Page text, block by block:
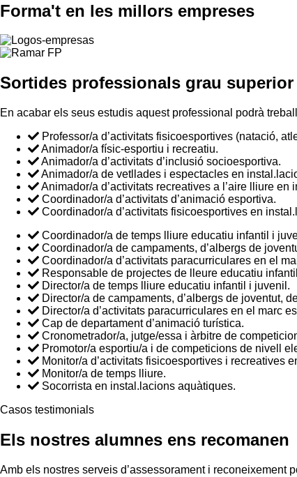
Forma't en les millors empreses
Sortides professionals grau superior
En acabar els seus estudis aquest professional podrà
Professor/a d’activitats fisicoesportives (natació,
Animador/a físic-esportiu i recreatiu.
Animador/a d’activitats d’inclusió socioesportiva.
Animador/a de vetllades i espectacles en
Animador/a d’activitats recreatives a l’aire lliure en
Coordinador/a d’activitats d’animació esportiva.
Coordinador/a d’activitats fisicoesportives en
Coordinador/a de temps lliure educatiu infantil i
Coordinador/a de campaments, d’albergs de
Coordinador/a d’activitats paracurriculares en el
Responsable de projectes de lleure educatiu
Director/a de temps lliure educatiu infantil i juvenil.
Director/a de campaments, d’albergs de joventut,
Director/a d’activitats paracurriculares en el marc
Cap de departament d’animació turística.
Cronometrador/a, jutge/essa i àrbitre de
Promotor/a esportiu/a i de competicions de nivell
Monitor/a d’activitats fisicoesportives i recreatives
Monitor/a de temps lliure.
Socorrista en instal.lacions aquàtiques.
Casos testimonials
Els nostres alumnes ens recomanen
Amb els nostres serveis d’assessorament i reconeixement